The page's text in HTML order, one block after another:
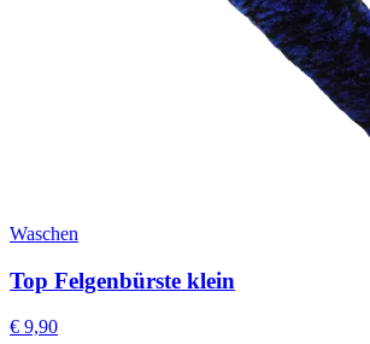
Waschen
Top Felgenbürste klein
€ 9,90